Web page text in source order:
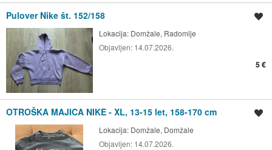
Pulover Nike št. 152/158
Lokacija: Domžale, Radomlje
Objavljen: 14.07.2026.
5 €
OTROŠKA MAJICA NIKE - XL, 13-15 let, 158-170 cm
Lokacija: Domžale, Domžale
Objavljen: 14.07.2026.